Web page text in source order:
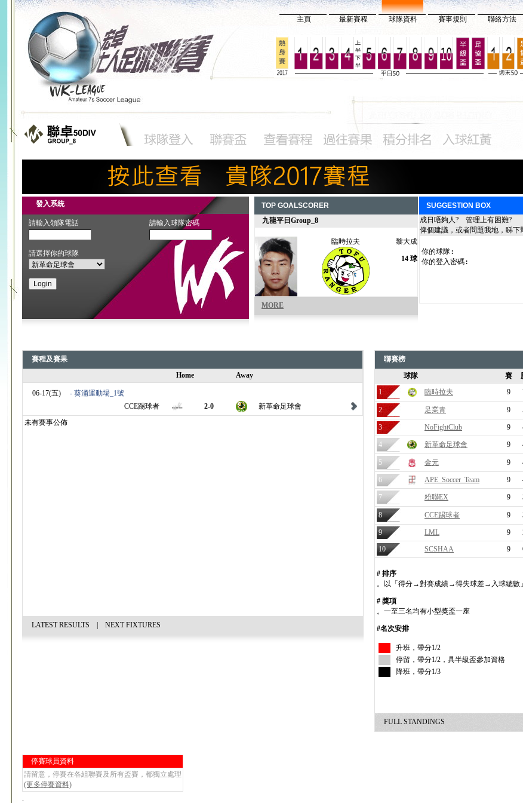
主頁 最新賽程 球隊資料 賽事規則 聯絡方法
發入系統
請輸入領隊電話 請輸入球隊密碼
請選擇你的球隊
TOP GOALSCORER
九龍平日Group_8
臨時拉夫 黎大成
14 球
MORE
SUGGESTION BOX
成日唔夠人? 管理上有困難?
俾個建議，或者問題我地，睇下
賽程及賽果
Home
Away
06-17(五)
- 葵涌運動場_1號
CCE踢球者
2-0
新革命足球會
未有賽事公佈
LATEST RESULTS NEXT FIXTURES
聯賽榜
球隊
賽
1
臨時拉夫 9
2 足業青 9
3 NoFightClub 9
4 新革命足球會 9
5 金元 9
6 APE_Soccer_Team 9
7 粉聯EX 9
8 CCE踢球者 9
9 LML 9
10
SCSHAA 9
# 排序
。以「得分→對賽成績→得失球差→入球總數
# 獎項
。一至三名均有小型獎盃一座
#名次安排
升班，帶分1/2
停留，帶分1/2，具半級盃參加資格
降班，帶分1/3
FULL STANDINGS
停賽球員資料
請留意，停賽在各組聯賽及所有盃賽，都獨立處理
(更多停賽資料)
.